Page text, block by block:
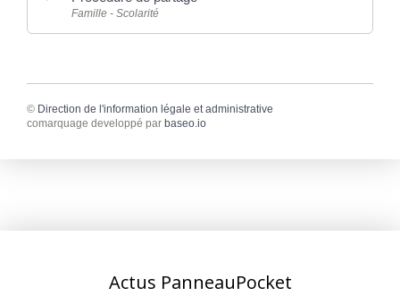
Famille - Scolarité
© Direction de l'information légale et administrative
comarquage developpé par baseo.io
Actus PanneauPocket